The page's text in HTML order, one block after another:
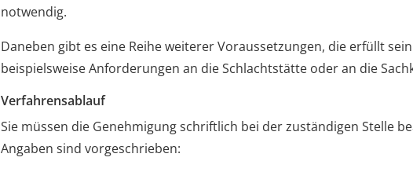
notwendig.
Daneben gibt es eine Reihe weiterer Voraussetzungen, die erfüllt
beispielsweise Anforderungen an die Schlachtstätte oder an die
Verfahrensablauf
Sie müssen die Genehmigung schriftlich bei der zuständigen Stelle
Angaben sind vorgeschrieben: